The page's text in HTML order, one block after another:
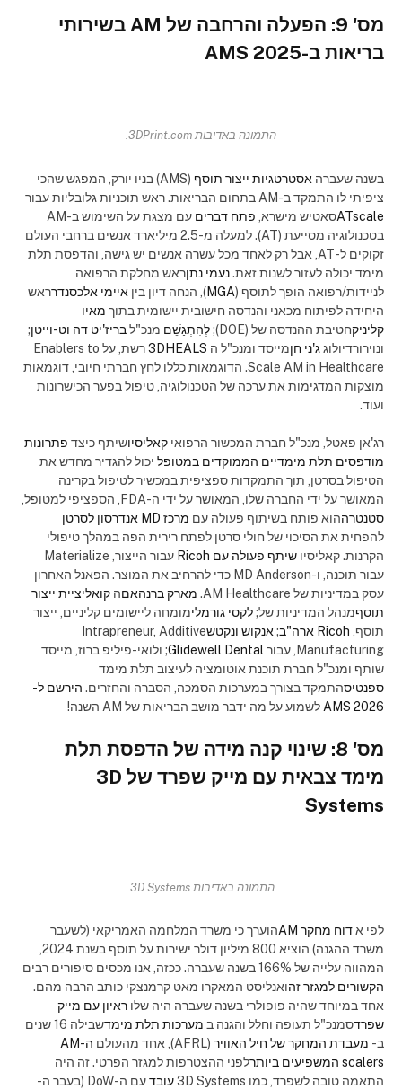
מס' 9: הפעלה והרחבה של AM בשירותי
בריאות ב-AMS 2025
התמונה באדיבות 3DPrint.com.
בשנה שעברה אסטרטגיות ייצור תוסף
(AMS) בניו יורק, המפגש שהכי
ציפיתי לו התמקד ב-AM בתחום הבריאות. ראש תוכניות גלובליות עבור
ATscaleסאטיש מישרא, פתח דברים
עם מצגת על השימוש ב-AM
בטכנולוגיה מסייעת (AT). למעלה מ-2.5 מיליארד אנשים ברחבי העולם
זקוקים ל-AT, אבל רק לאחד מכל עשרה אנשים יש גישה, והדפסת תלת
מימד יכולה לעזור לשנות זאת.נעמי נתןראש מחלקת הרפואה
לניידות/רפואה הופך לתוסף (MGA), הנחה דיון בין איימי אלכסנדרראש
היחידה לפיתוח מכאני והנדסה חישובית יישומית בתוך מאיו
קליניקחטיבת ההנדסה של (DOE); לְהִתְגַשֵׁם מנכ"לבריז'יט דה וט-וייטן;
ונוירורדיולוגג'ני חןמייסד ומנכ"ל ה 3DHEALS
רשת, על Enablers to
Scale AM ​​in Healthcare. הדוגמאות כללו לחץ חברתי חיובי, דוגמאות
מוצקות המדגימות את ערכה של הטכנולוגיה, טיפול בפער הכישרונות
ועוד.
רג'אן פאטל, מנכ"ל חברת המכשור הרפואי קאליסיושיתף כיצד פתרונות
מודפסים תלת מימדיים הממוקדים במטופל יכול להגדיר מחדש את
הטיפול בסרטן, תוך התמקדות ספציפית במכשיר לטיפול בקרינה
המאושר על ידי החברה שלו, המאושר על ידי ה-FDA, הספציפי למטופל,
סטנטרההוא פותח בשיתוף פעולה עם מרכז MD אנדרסון לסרטן
להפחית את הסיכוי של חולי סרטן לפתח רירית הפה במהלך טיפולי
הקרנות. קאליסיו שיתף פעולה עם Ricoh
עבור הייצור, Materialize
עבור תוכנה, ו-MD Anderson כדי להרחיב את המוצר. הפאנל האחרון
עסק במדיניות של AM Healthcare.
מארק ברנהאםה קואליציית ייצור
תוסףמנהל המדיניות של;לקסי גורמלימומחה ליישומים קליניים, ייצור
תוסף, Ricoh ארה"ב ; אנקוש ונקטשIntrapreneur, Additive
Manufacturing, עבור
Glidewell Dental; ולואי-פיליפ ברוז, מייסד
שותף ומנכ"ל חברת תוכנת אוטומציה לעיצוב תלת מימד
ספנטיסהתמקד בצורך במערכות הסמכה, הסברה והחזרים. הירשם ל-
AMS 2026 לשמוע על מה ידבר מושב הבריאות של AM השנה!
מס' 8: שינוי קנה מידה של הדפסת תלת
מימד צבאית עם מייק שפרד של 3D
Systems
התמונה באדיבות 3D Systems.
לפי אדוח מחקר AM
הוערך כי משרד המלחמה האמריקאי (לשעבר
המהווה עלייה של 166% בשנה שעברה. ככזה, אנו מכסים סיפורים רבים
הקשורים למגזר זהואנליסט המאקרו מאט קרמנצקי כותב הרבה מהם.
אחד במיוחד שהיה פופולרי בשנה שעברה היה שלו ראיון עם מייק
שפרדסמנכ"ל תעופה וחלל והגנה ב מערכות תלת מימד
שבילה 16 שנים
ב- מעבדת המחקר של חיל האוויר (AFRL), אחד מהעולם
ה-AM
scalers המשפיעים ביותר
לפני ההצטרפות למגזר הפרטי. זה היה
התאמה טובה לשפרד, כמו 3D Systems
עובד
עם ה-DoW (בעבר ה-